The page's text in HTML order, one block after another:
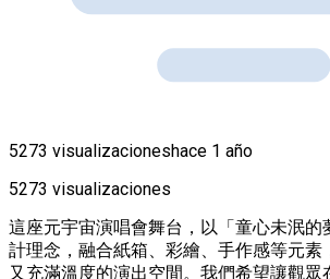
5273 visualizacioneshace 1 año
5273 visualizaciones
這座元宇宙演唱會舞台，以「童心未泯的
計理念，融合紙箱、彩繪、手作感等元素
又充滿溫度的演出空間。我們希望讓觀眾